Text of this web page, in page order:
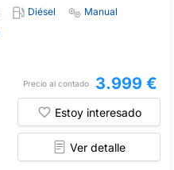
Diésel
Manual
Precio al contado 3.999 €
Estoy interesado
Ver detalle